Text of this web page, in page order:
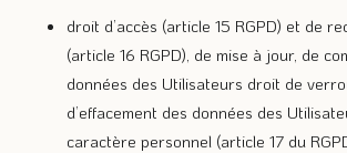
droit d’accès (article 15 RGPD) et de
(article 16 RGPD), de mise à jour, de
données des Utilisateurs droit de
d’effacement des données des
caractère personnel (article 17 du